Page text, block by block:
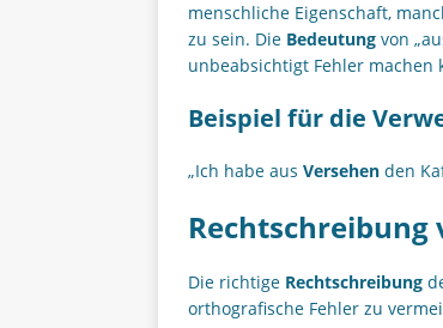
menschliche Eigenschaft,
zu sein. Die Bedeutung von
unbeabsichtigt Fehler machen
Beispiel für die
„Ich habe aus Versehen den
Rechtschreibung
Die richtige Rechtschreibung
orthografische Fehler zu